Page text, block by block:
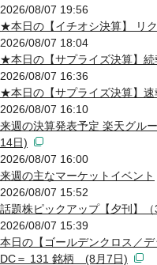
2026/08/07 19:56
★本日の【イチオシ決算】 リ
2026/08/07 18:04
★本日の【サプライズ決算】
2026/08/07 16:36
★本日の【サプライズ決算】
2026/08/07 16:10
来週の決算発表予定 楽天グル
14日)
2026/08/07 16:00
来週の主なマーケットイベント
2026/08/07 15:52
話題株ピックアップ【夕刊】
2026/08/07 15:39
本日の【ゴールデンクロス／
DC＝ 131 銘柄 (8月7日)